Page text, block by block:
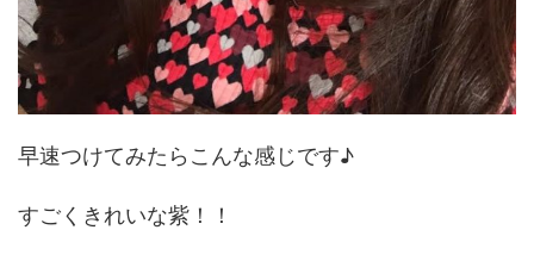
早速つけてみたらこんな感じです♪
すごくきれいな紫！！